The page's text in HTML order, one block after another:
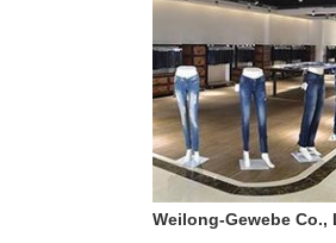
Weilong-Gewebe Co.,